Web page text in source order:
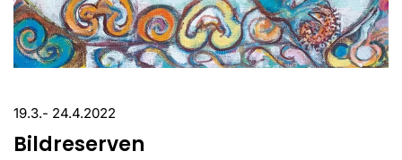
19.3.- 24.4.2022
Bildreserven